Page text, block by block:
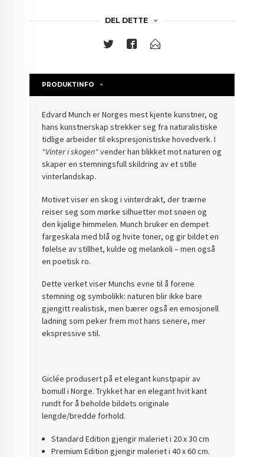
DEL DETTE
PRODUKTINFO
Edvard Munch er Norges mest kjente kunstner, og
hans kunstnerskap strekker seg fra naturalistiske
tidlige arbeider til ekspresjonistiske hovedverk. I
"Vinter i skogen"vender han blikket mot naturen og
skaper en stemningsfull skildring av et stille
vinterlandskap.
Motivet viser en skog i vinterdrakt, der trærne
reiser seg som mørke silhuetter mot snøen og
den kjølige himmelen. Munch bruker en dempet
fargeskala med blå og hvite toner, og gir bildet en
følelse av stillhet, kulde og melankoli – men også
en poetisk ro.
Dette verket viser Munchs evne til å forene
stemning og symbolikk: naturen blir ikke bare
gjengitt realistisk, men bærer også en emosjonell
ladning som peker frem mot hans senere, mer
ekspressive stil.
Giclée produsert på et elegant kunstpapir av
bomull i Norge. Trykket har en elegant hvit kant
rundt for å beholde bildets originale
lengde/bredde forhold.
Standard Edition gjengir maleriet i 20 x 30 cm
Premium Edition gjengir maleriet i 40 x 60 cm.